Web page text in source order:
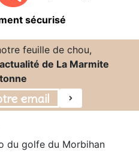
sécurisé
feuille de chou,
de La Marmite
du golfe du Morbihan